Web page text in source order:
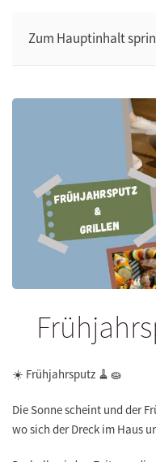
Zum Hauptinhalt
☀️ Frühjahrsputz 🧹🧽
Die Sonne scheint und der
wo sich der Dreck im Haus